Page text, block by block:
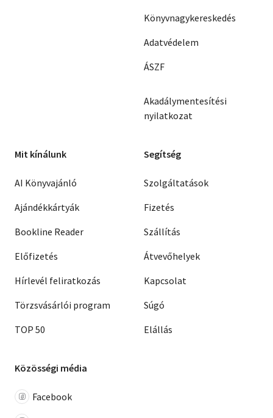
Könyvnagykereskedés
Adatvédelem
ÁSZF
Akadálymentesítési
nyilatkozat
Mit kínálunk
AI Könyvajánló
Ajándékkártyák
Bookline Reader
Előfizetés
Hírlevél feliratkozás
Törzsvásárlói program
TOP 50
Segítség
Szolgáltatások
Fizetés
Szállítás
Átvevőhelyek
Kapcsolat
Súgó
Elállás
Közösségi média
Facebook